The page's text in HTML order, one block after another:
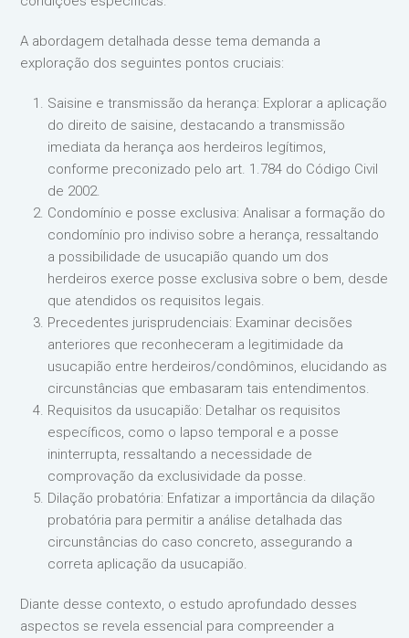
A abordagem detalhada desse tema demanda a
exploração dos seguintes pontos cruciais:
Saisine e transmissão da herança: Explorar a aplicação
do direito de saisine, destacando a transmissão
imediata da herança aos herdeiros legítimos,
conforme preconizado pelo art. 1.784 do Código Civil
de 2002.
Condomínio e posse exclusiva: Analisar a formação do
condomínio pro indiviso sobre a herança, ressaltando
a possibilidade de usucapião quando um dos
herdeiros exerce posse exclusiva sobre o bem, desde
que atendidos os requisitos legais.
Precedentes jurisprudenciais: Examinar decisões
anteriores que reconheceram a legitimidade da
usucapião entre herdeiros/condôminos, elucidando as
circunstâncias que embasaram tais entendimentos.
Requisitos da usucapião: Detalhar os requisitos
específicos, como o lapso temporal e a posse
ininterrupta, ressaltando a necessidade de
comprovação da exclusividade da posse.
Dilação probatória: Enfatizar a importância da dilação
probatória para permitir a análise detalhada das
circunstâncias do caso concreto, assegurando a
correta aplicação da usucapião.
Diante desse contexto, o estudo aprofundado desses
aspectos se revela essencial para compreender a